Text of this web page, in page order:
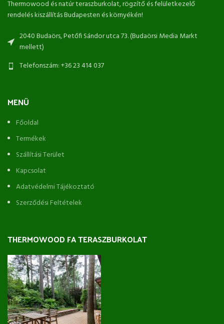
Thermowood és natúr teraszburkolat, rögzítő és felületkezelő
rendelés kiszállítás Budapesten és környékén!
2040 Budaörs, Petőfi Sándor utca 73. (Budaörsi Media Markt
mellett)
Telefonszám: +36 23 414 037
MENÜ
Főoldal
Termékek
Szállítási Terület
Kapcsolat
Adatvédelmi Tájékoztató
Szerződési Feltételek
THERMOWOOD FA TERASZBURKOLAT